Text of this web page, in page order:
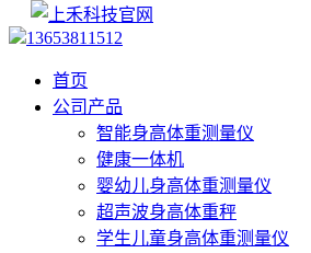
13653811512
首页
公司产品
智能身高体重测量仪
健康一体机
婴幼儿身高体重测量仪
超声波身高体重秤
学生儿童身高体重测量仪